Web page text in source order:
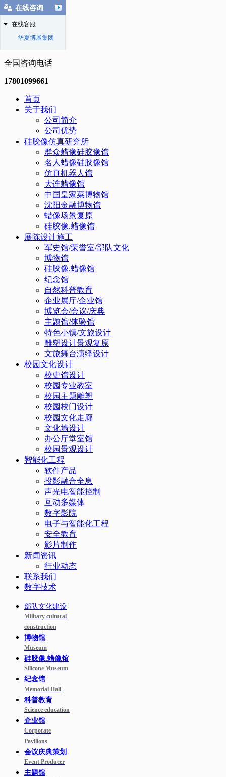
全国咨询电话
17801099661
首页
关于我们
公司简介
公司优势
硅胶像仿真研究所
群众蜡像硅胶像馆
名人蜡像硅胶像馆
仿真机器人馆
大连蜡像馆
中国皇家菜博物馆
沈阳金融博物馆
蜡像场景复原
硅胶像.蜡像馆
展陈设计施工
军史馆/荣誉室/部队文化
博物馆
硅胶像.蜡像馆
纪念馆
自然科普教育
企业展厅/企业馆
博览会/会议/庆典
主题馆/体验馆
特色小镇/文旅设计
雕塑设计景观复原
文旅舞台演绎设计
校园文化设计
校史馆设计
校园专业教室
校园主题雕塑
校园校门设计
校园文化走廊
文化墙设计
办公厅堂室馆
校园景观设计
智能化工程
软件产品
投影融合全息
声光电智能控制
互动多媒体
数字影院
电子与智能化工程
安全教育
影片制作
新闻资讯
行业动态
联系我们
数字技术
部队文化建设
Military cultural
construction
博物馆
Museum
硅胶像.蜡像馆
Silicone Museum
纪念馆
Memorial Hall
科普教育
Science education
企业馆
Corporate
Pavilions
会议庆典策划
Event Producer
主题馆
在线咨询
在线客服
华夏博展集团